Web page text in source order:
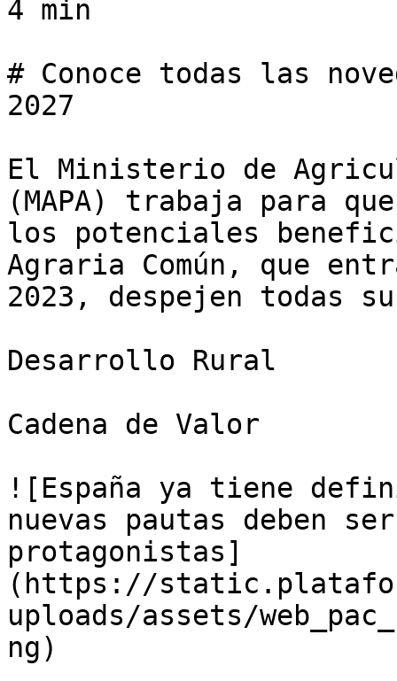
4 min
# Conoce todas las
2027
El Ministerio de
(MAPA) trabaja para
los potenciales
Agraria Común, que
2023, despejen todas
Desarrollo Rural
Cadena de Valor
![España ya tiene
nuevas pautas deben
protagonistas]
(https://
uploads/assets/
ng)